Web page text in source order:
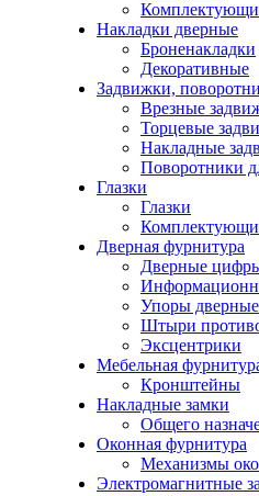
Накладки дверные
Броненакладки
Декоративные
Задвижки,
Врезные
Торцевые
Накладные
Поворотники
Глазки
Глазки
Дверная фурнитура
Дверные
Упоры дверные
Штыри
Эксцентрики
Мебельная
Кронштейны
Накладные замки
Общего
Оконная фурнитура
Механизмы
Электромагнитные